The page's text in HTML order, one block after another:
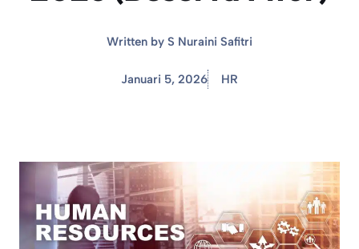
Written by S Nuraini Safitri
Januari 5, 2026 HR